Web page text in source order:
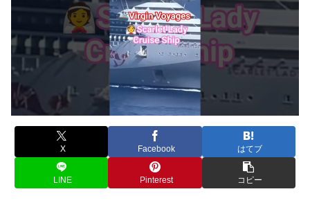
X Facebook はてブ
LINE Pinterest コピー